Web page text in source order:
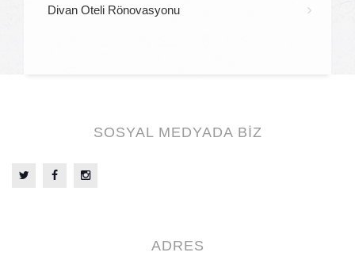
Divan Oteli Rönovasyonu
SOSYAL MEDYADA BİZ
ADRES